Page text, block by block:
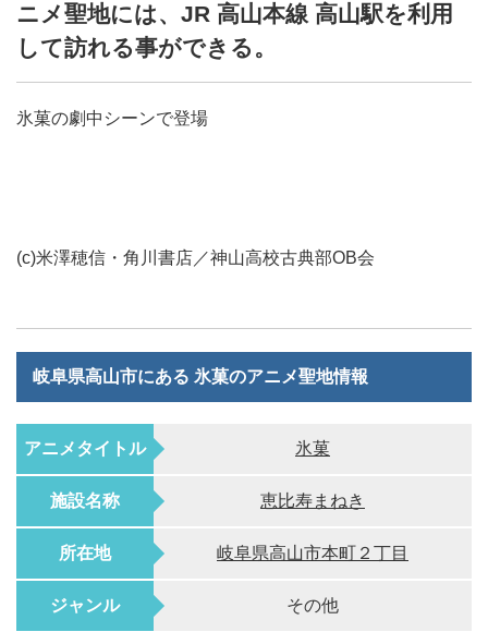
ニメ聖地には、JR 高山本線 高山駅を利用
して訪れる事ができる。
氷菓の劇中シーンで登場
(c)米澤穂信・角川書店／神山高校古典部OB会
岐阜県高山市にある 氷菓のアニメ聖地情報
アニメタイトル 氷菓
施設名称 恵比寿まねき
所在地 岐阜県高山市本町２丁目
ジャンル その他